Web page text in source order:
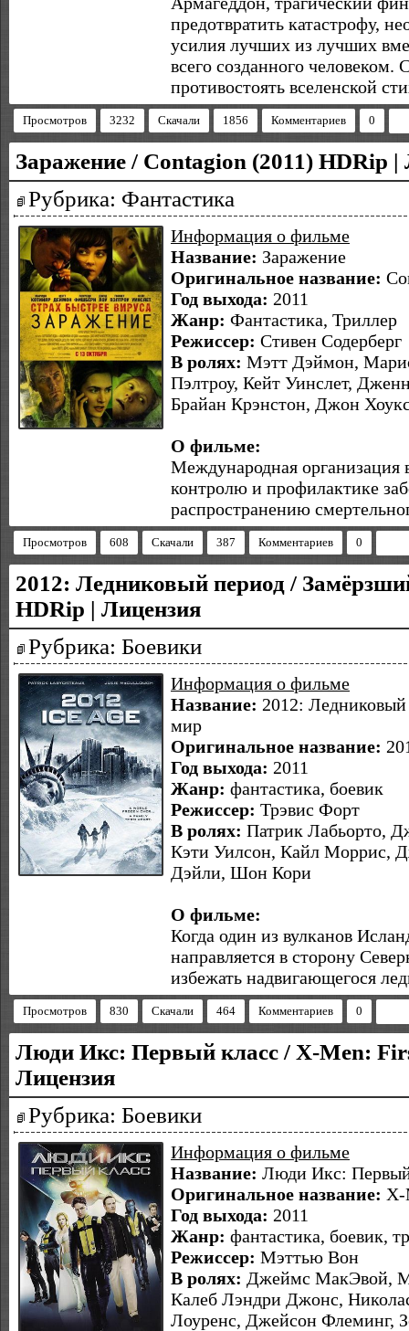
предотвратить катастрофу,
усилия лучших из лучших
всего созданного
противостоять вселенской
Просмотров 3232 Скачали 1856 Комментариев 0
Заражение / Contagion (2011) HDRip |
Рубрика: Фантастика
Информация о фильме
Название: Заражение
Оригинальное название:
Год выхода: 2011
Жанр: Фантастика, Триллер
Режиссер: Стивен Содерберг
В ролях: Мэтт Дэймон,
Пэлтроу, Кейт Уинслет,
Брайан Крэнстон, Джон
О фильме:
Международная организация
контролю и профилактике
распространению
Просмотров 608 Скачали 387 Комментариев 0
2012: Ледниковый период /
HDRip | Лицензия
Рубрика: Боевики
Информация о фильме
Название: 2012:
мир
Оригинальное название:
Год выхода: 2011
Жанр: фантастика, боевик
Режиссер: Трэвис Форт
В ролях: Патрик Лабьорто,
Кэти Уилсон, Кайл Моррис,
Дэйли, Шон Кори
О фильме:
Когда один из вулканов
направляется в сторону
избежать надвигающегося
Просмотров 830 Скачали 464 Комментариев 0
Люди Икс: Первый класс / X-Men:
Лицензия
Рубрика: Боевики
Информация о фильме
Название: Люди Икс:
Оригинальное название: X-
Год выхода: 2011
Жанр: фантастика, боевик,
Режиссер: Мэттью Вон
В ролях: Джеймс МакЭвой,
Калеб Лэндри Джонс,
Лоуренс, Джейсон Флеминг,